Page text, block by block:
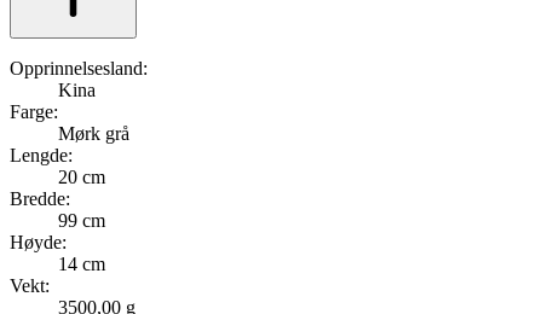
Opprinnelsesland:
Kina
Farge:
Mørk grå
Lengde:
20 cm
Bredde:
99 cm
Høyde:
14 cm
Vekt:
3500,00 g